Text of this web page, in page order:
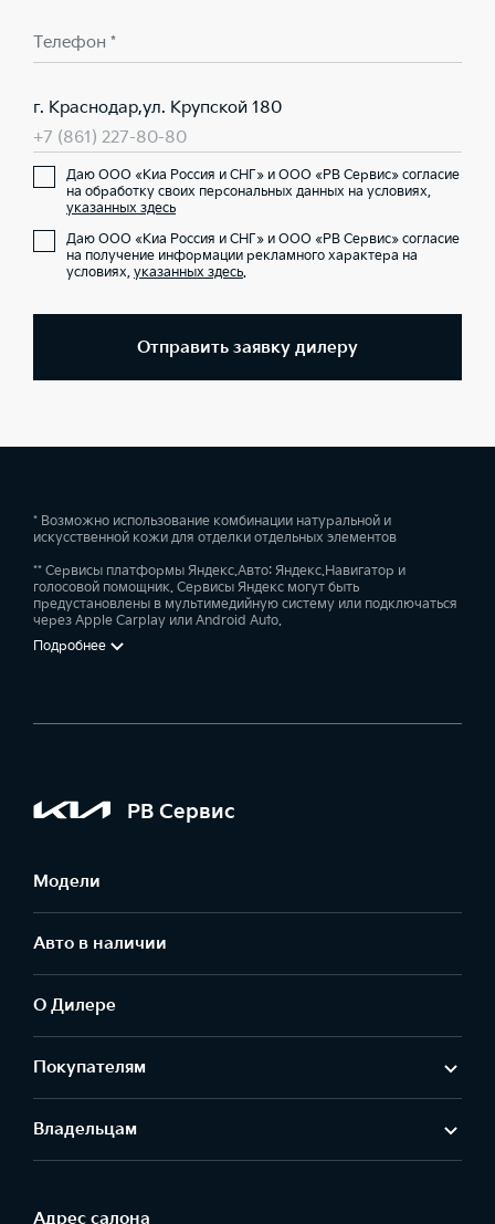
Телефон *
г. Краснодар,ул. Крупской 180
+7 (861) 227-80-80
Даю ООО «Киа Россия и СНГ» и ООО «РВ Сервис» согласие
на обработку своих персональных данных на условиях,
указанных здесь
Даю ООО «Киа Россия и СНГ» и ООО «РВ Сервис» согласие
на получение информации рекламного характера на
условиях, указанных здесь.
Отправить заявку дилеру
* Возможно использование комбинации натуральной и
искусственной кожи для отделки отдельных элементов
** Сервисы платформы Яндекс.Авто: Яндекс.Навигатор и
голосовой помощник. Сервисы Яндекс могут быть
предустановлены в мультимедийную систему или подключаться
через Apple Carplay или Android Auto.
Подробнее
РВ Сервис
Модели
Авто в наличии
О Дилере
Покупателям
Владельцам
Адрес салонa